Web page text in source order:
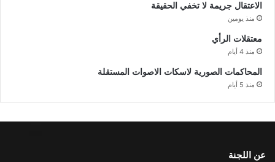
الاعتقال جريمة لا تخفي الحقيقة
منذ يومين
معتقلات الرأي
منذ 4 أيام
المحاكمات الصورية لاسكات الاصوات المستقلة
منذ 5 أيام
عن اللجنة